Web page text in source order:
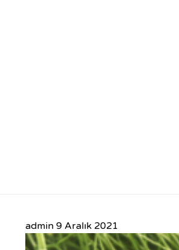
admin 9 Aralık 2021